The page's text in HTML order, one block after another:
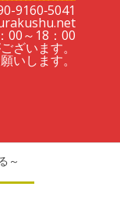
9160‐5041
00～18：00
ざいます。
いします。
～